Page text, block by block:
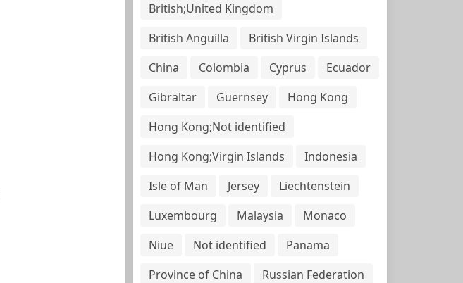
British;United Kingdom
British Anguilla
British Virgin Islands
China
Colombia Cyprus
Ecuador
Gibraltar
Guernsey
Hong Kong
Hong Kong;Not identified
Hong Kong;Virgin Islands
Indonesia
Isle of Man
Jersey
Liechtenstein
Luxembourg
Malaysia
Monaco
Niue
Not identified
Panama
Province of China
Russian Federation